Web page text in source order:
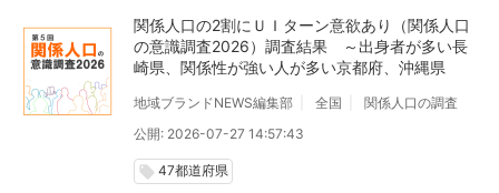
関係人口の2割にＵＩターン意欲あり（関係人口
の意識調査2026）調査結果 ～出身者が多い長
崎県、関係性が強い人が多い京都府、沖縄県
地域ブランドNEWS編集部 全国
関係人口の調査
公開: 2026-07-27 14:57:43
local_offer 47都道府県